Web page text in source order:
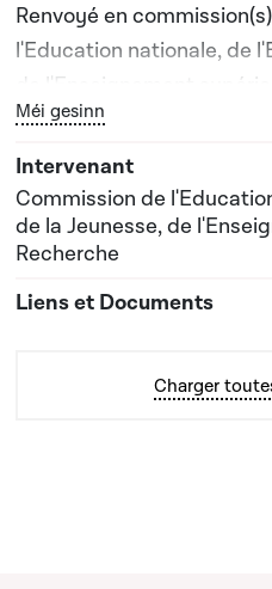
Renvoyé en
l'Education nationale, de
de l'Enseignement
Bouton graphique
Méi gesinn
Commission de
de la Jeunesse, de
Recherche
Charger